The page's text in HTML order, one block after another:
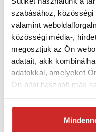
szabásához, közösségi
valamint
közösségi média-,
megosztjuk az Ön
adatait, akik
adatokkal, amelyeket
Ön által használt más
Páratartalom
védelme
A moha és